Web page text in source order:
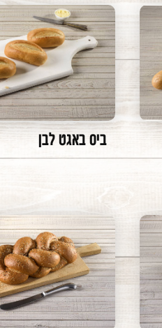
ביס באגט לבן